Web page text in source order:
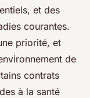
et des
courantes.
priorité, et
de
contrats
à la santé